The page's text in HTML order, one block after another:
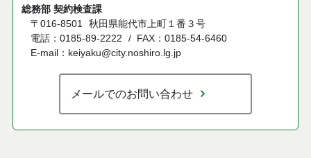
総務部 契約検査課
〒016-8501 秋田県能代市上町１番３号
電話：0185-89-2222
FAX：0185-54-6460
E-mail：keiyaku@city.noshiro.lg.jp
メールでのお問い合わせ